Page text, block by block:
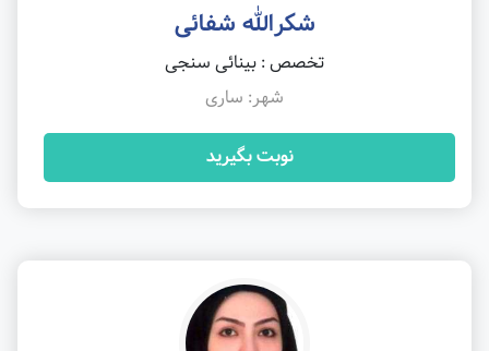
شکرالله شفائی
تخصص : بینائی سنجی
شهر: ساری
نوبت بگیرید